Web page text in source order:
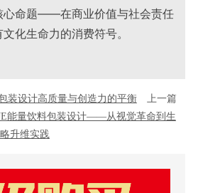
心命题——在商业价值与社会责任
化生命力的消费符号。
装设计高质量与创造力的平衡上一篇
能量饮料包装设计——从视觉革命到生
升维实践